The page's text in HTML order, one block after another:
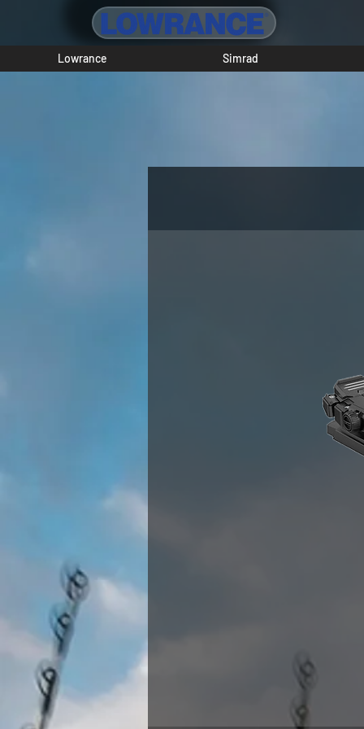
Lowrance Simrad